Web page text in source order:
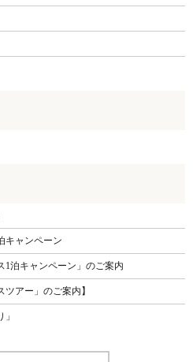
キャンペーン
1泊キャンペーン」のご案内
ツアー」のご案内】